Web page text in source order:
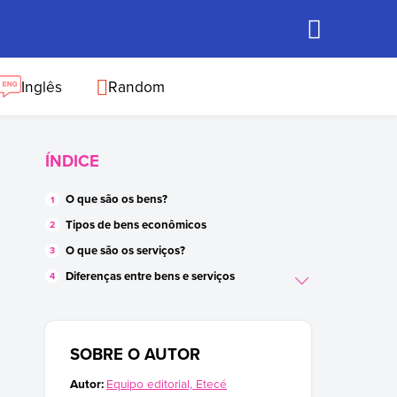
Inglês Random
ÍNDICE
O que são os bens?
Tipos de bens econômicos
O que são os serviços?
Diferenças entre bens e serviços
SOBRE O AUTOR
Autor: Equipo editorial, Etecé